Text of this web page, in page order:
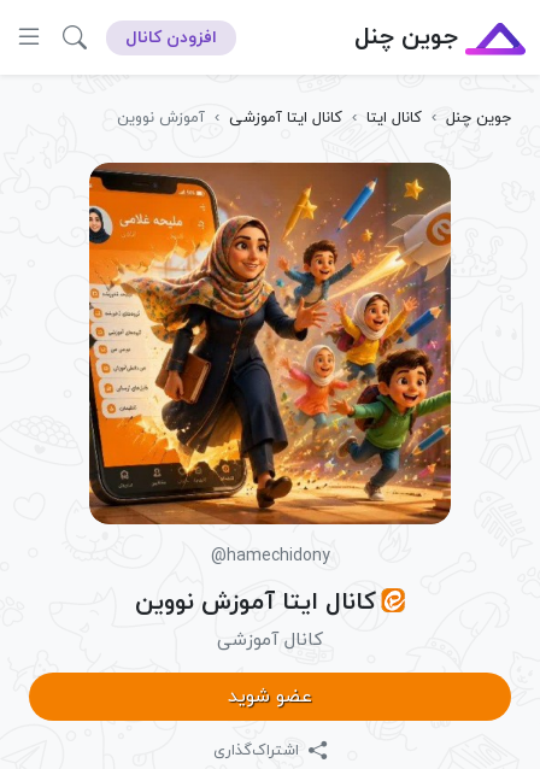
جوین چنل افزودن کانال
جوین چنل › کانال ایتا › کانال ایتا آموزشی › آموزش نووین
@hamechidony
کانال ایتا آموزش نووین
کانال آموزشی
عضو شوید
اشتراک‌گذاری